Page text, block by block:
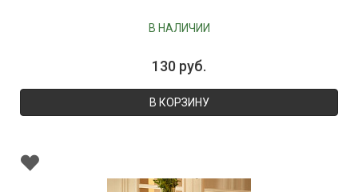
В НАЛИЧИИ
130 руб.
В КОРЗИНУ